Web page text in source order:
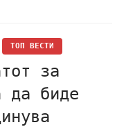
ТОП ВЕСТИ
за
да биде